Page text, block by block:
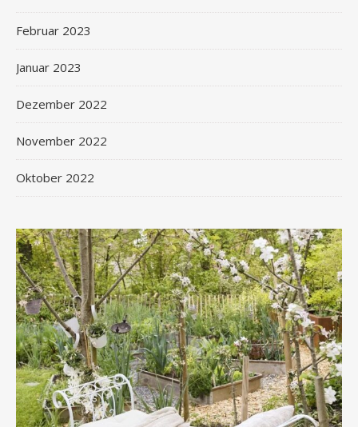
Februar 2023
Januar 2023
Dezember 2022
November 2022
Oktober 2022